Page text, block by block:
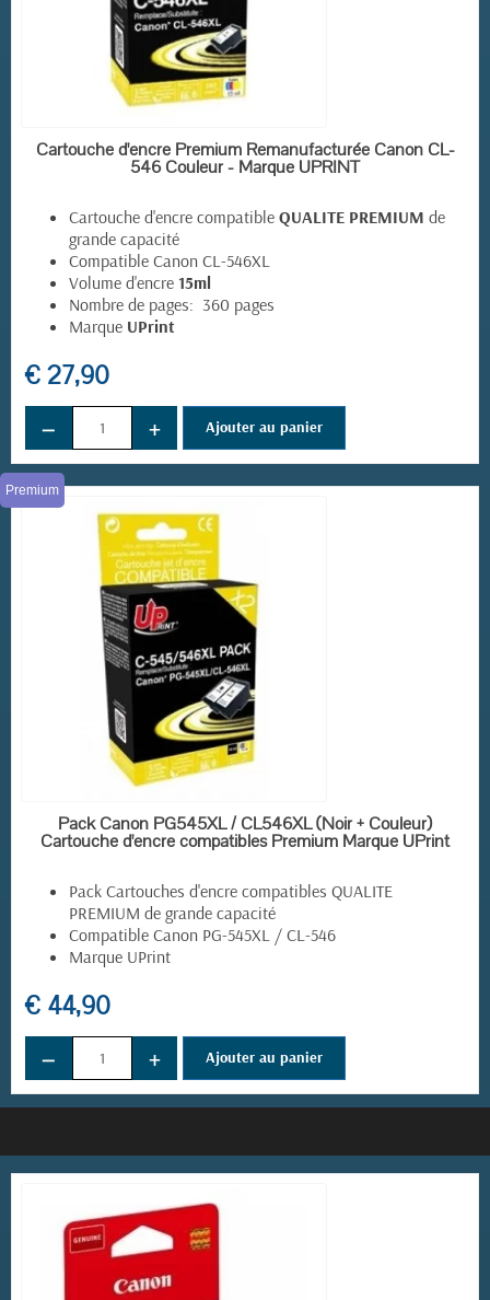
(8 avis)
EN STOCK
Cartouche d'encre Premium Remanufacturée Canon CL-
546 Couleur - Marque UPRINT
Cartouche d'encre compatible QUALITE PREMIUM de
grande capacité
Compatible Canon CL-546XL
Volume d'encre 15ml
Nombre de pages: 360 pages
Marque UPrint
€ 27,90
− + Ajouter au panier
EN STOCK
Premium
Pack Canon PG545XL / CL546XL (Noir + Couleur)
Cartouche d'encre compatibles Premium Marque UPrint
Pack Cartouches d'encre compatibles QUALITE
PREMIUM de grande capacité
Compatible Canon PG-545XL / CL-546
Marque UPrint
€ 44,90
− + Ajouter au panier